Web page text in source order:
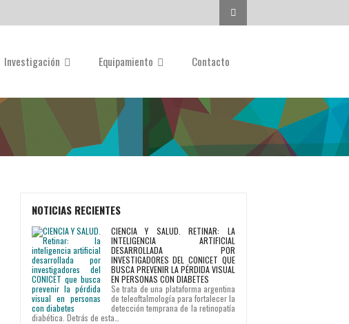
Investigación Equipamiento Contacto
NOTICIAS RECIENTES
CIENCIA Y SALUD. RETINAR: LA
INTELIGENCIA ARTIFICIAL
DESARROLLADA POR
INVESTIGADORES DEL CONICET QUE
BUSCA PREVENIR LA PÉRDIDA VISUAL
EN PERSONAS CON DIABETES
Se trata de una plataforma argentina
de teleoftalmología para fortalecer la
detección temprana de la retinopatía
diabética. Detrás de esta…